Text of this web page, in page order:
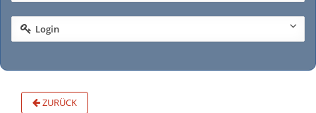
Login
ZURÜCK